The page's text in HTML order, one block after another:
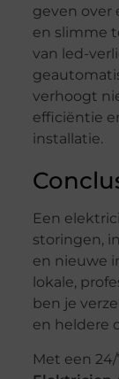
geven over
en slimme
van led-
verhoogt
efficiëntie
installatie.
Een
storingen,
en nieuwe
lokale,
ben je
en heldere
Met een